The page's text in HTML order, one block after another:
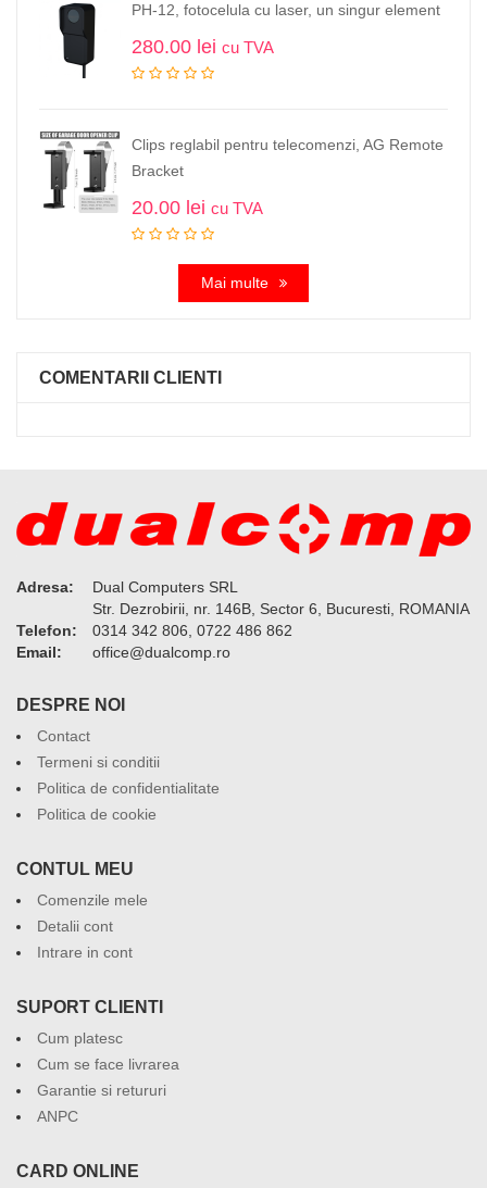
PH-12, fotocelula cu laser, un singur element
280.00 lei cu TVA
Clips reglabil pentru telecomenzi, AG Remote
Bracket
20.00 lei cu TVA
Mai multe
COMENTARII CLIENTI
Adresa:
Dual Computers SRL
Str. Dezrobirii, nr. 146B, Sector 6, Bucuresti, ROMANIA
Telefon:
0314 342 806, 0722 486 862
Email:
or.pmoclaud@eciffo
DESPRE NOI
Contact
Termeni si conditii
Politica de confidentialitate
Politica de cookie
CONTUL MEU
Comenzile mele
Detalii cont
Intrare in cont
SUPORT CLIENTI
Cum platesc
Cum se face livrarea
Garantie si retururi
ANPC
CARD ONLINE